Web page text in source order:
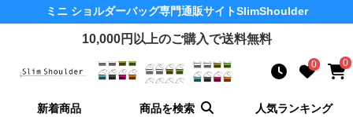
ミニ ショルダーバッグ専門通販サイトSlimShoulder
10,000円以上のご購入で送料無料
0 0
新着商品 商品を検索 人気ランキング